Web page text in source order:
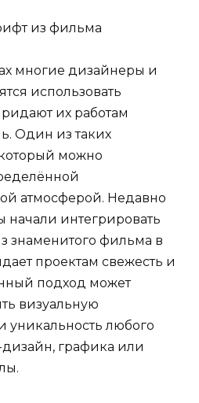
многие дизайнеры и
использовать
их работам
Один из таких
можно
атмосферой. Недавно
начали интегрировать
знаменитого фильма в
проектам свежесть и
подход может
визуальную
уникальность любого
дизайн, графика или